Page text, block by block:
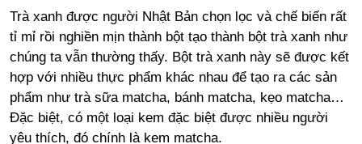
Trà xanh được người Nhật Bản chọn lọc và chế biến rất
tỉ mỉ rồi nghiền mịn thành bột tạo thành bột trà xanh như
chúng ta vẫn thường thấy. Bột trà xanh này sẽ được kết
hợp với nhiều thực phẩm khác nhau để tạo ra các sản
phẩm như trà sữa matcha, bánh matcha, kẹo matcha…
Đặc biệt, có một loại kem đặc biệt được nhiều người
yêu thích, đó chính là kem matcha.